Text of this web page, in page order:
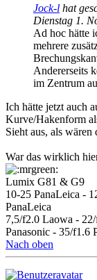
Jock-l hat
Dienstag 1.
Ad hoc hätte
mehrere
Andererseits
im Zentrum
Ich hätte jetzt auch
Kurve/Hakenform
Sieht aus, als wären
War das wirklich
Lumix G81 & G9
10-25 PanaLeica -
PanaLeica
7,5/f2.0 Laowa -
Panasonic - 35/f1.6
Nach oben